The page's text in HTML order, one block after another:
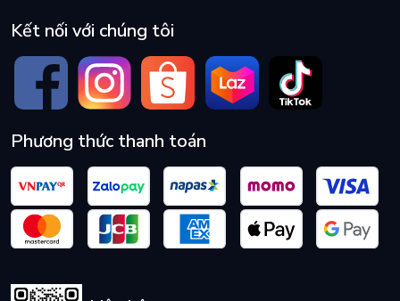
Kết nối với chúng tôi
Phương thức thanh toán